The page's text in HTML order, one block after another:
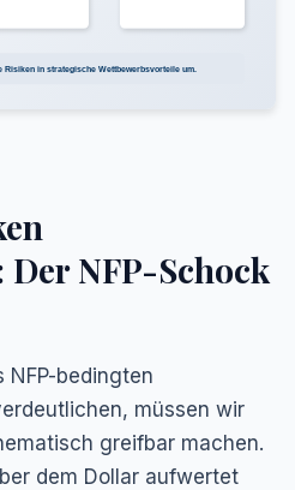
Risiken in strategische Wettbewerbsvorteile um.
NFP-Schock
NFP-bedingten
müssen wir
greifbar machen.
dem Dollar aufwertet